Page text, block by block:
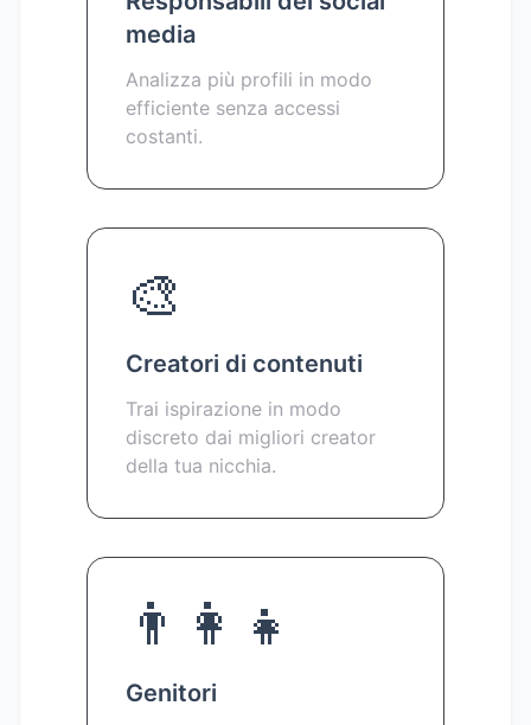
media
Analizza più profili in modo
efficiente senza accessi
costanti.
🎨
Creatori di contenuti
Trai ispirazione in modo
discreto dai migliori creator
della tua nicchia.
👨‍👩‍👧
Genitori